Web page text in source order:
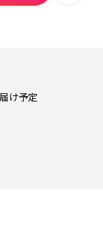
け予定